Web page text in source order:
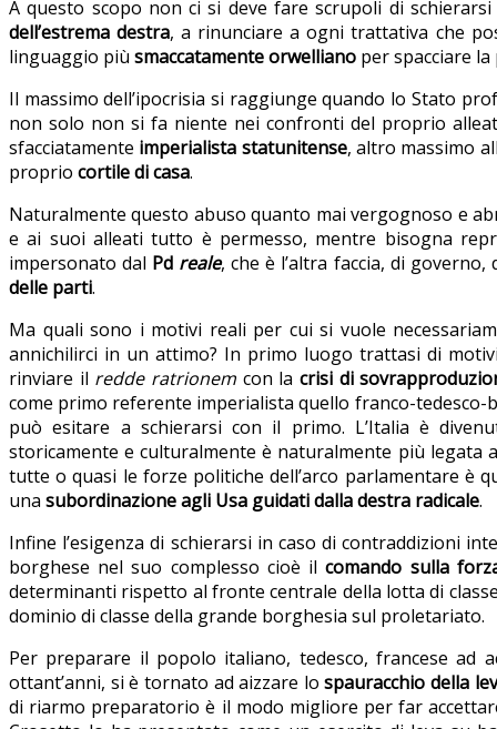
A questo scopo non ci si deve fare scrupoli di
dell’estrema destra, a rinunciare a ogni trattativa che
linguaggio più smaccatamente orwelliano per spacciare
Il massimo dell’ipocrisia si raggiunge quando lo Stato
non solo non si fa niente nei confronti del proprio
sfacciatamente imperialista statunitense, altro massimo
proprio cortile di casa.
Naturalmente questo abuso quanto mai vergognoso e
e ai suoi alleati tutto è permesso, mentre bisogna
impersonato dal Pd reale, che è l’altra faccia, di governo,
delle parti.
Ma quali sono i motivi reali per cui si vuole
annichilirci in un attimo? In primo luogo trattasi di
rinviare il redde ratrionem con lacrisi di
come primo referente imperialista quello franco-
può esitare a schierarsi con il primo. L’Italia è
storicamente e culturalmente è naturalmente più legata
tutte o quasi le forze politiche dell’arco parlamentare è
una subordinazione agli Usa guidati dalla destra radicale.
Infine l’esigenza di schierarsi in caso di contraddizioni
borghese nel suo complesso cioè ilcomando sulla
determinanti rispetto al fronte centrale della lotta di
dominio di classe della grande borghesia sul proletariato.
Per preparare il popolo italiano, tedesco, francese ad
ottant’anni, si è tornato ad aizzare lospauracchio della
di riarmo preparatorio è il modo migliore per far